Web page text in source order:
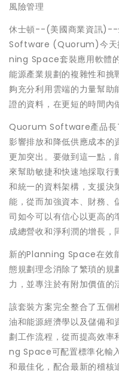
風險管理
休士頓--(美國商業資訊)--
Software (Quorum)今天
ning Space套裝應用軟體
能源產業規劃的複雜性和挑
夠充分利用雲端的力量幫助
證的資料，在更短的時間內
Quorum Software產品長
影響排放和降低供應成本的
更加突出。要做到這一點，
來幫助敏捷和快速地採取
和統一的資料架構，支援決
能，從而加強資本、財務、
司如今可以有信心以更高的
成總營收和淨利潤的增長，
新的Planning Space在效
態規劃理念消除了繁瑣的規
力，並專注於有附加價值的
該套裝方案完全整合了五個
油和能源經濟學以及儲備和
劃工作流程，從而提高效
ng Space可配置標準化輸
和最佳化，配合最新的稽核